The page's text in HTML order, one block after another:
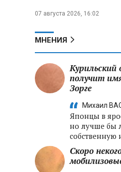
ВСУ в
e‑торговле,
ученым званиям
07 августа 2026, 16:02
МНЕНИЯ
Курильский
получит
Зорге
Михаил
Японцы в
но лучше бы
собственную
Скоро